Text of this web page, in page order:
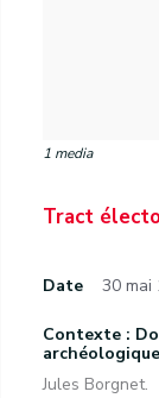
1 media
Tract
Date 30 mai
Contexte :
Jules Borgnet.